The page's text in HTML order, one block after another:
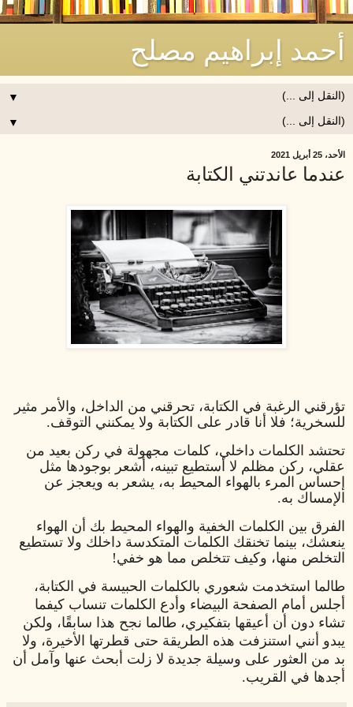
أحمد إبراهيم مصلح
▼
▼
الأحد، 25 أبريل 2021
عندما عاندتني الكتابة
تؤرقني الرغبة في الكتابة، تحرقني من الداخل، والأمر مثير
للسخرية؛ فلا أنا قادر على الكتابة ولا يمكنني التوقف.
تحتشد الكلمات داخلي، كلمات مجهولة في ركن بعيد من
عقلي، ركن مظلم لا أستطيع تبينه، أشعر بوجودها مثل
إحساس المرء بالهواء المحيط به، يشعر به ويعجز عن
الإمساك به.
الفرق بين الكلمات الخفية والهواء المحيط بك أن الهواء
ينعشك، بينما تخنقك الكلمات المتكدسة داخلك ولا تستطيع
التخلص منها، وكيف تتخلص مما هو خفي!
طالما استخدمت شعوري بالكلمات الحبيسة في الكتابة،
أجلس أمام الصفحة البيضاء وأدع الكلمات تنساب كيفما
تشاء دون أن أعيقها بتفكيري، طالما نجح هذا سابقًا، ولكن
يبدو أنني استنزفت هذه الطريقة حتى قطرتها الأخيرة، ولا
بد من العثور على وسيلة جديدة لا زلت أبحث عنها وآمل أن
أجدها في القريب.